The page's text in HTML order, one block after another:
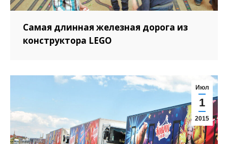
Самая длинная железная дорога из
конструктора LEGO
Июл
1
2015